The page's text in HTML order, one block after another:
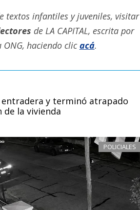
textos infantiles y juveniles, visitar
de LA CAPITAL, escrita por
haciendo clic acá.
y terminó atrapado
la vivienda
POLICIALES